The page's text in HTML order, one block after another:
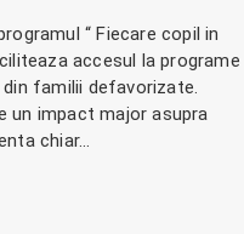
“ Fiecare copil in
accesul la programe
familii defavorizate.
un impact major asupra
chiar…